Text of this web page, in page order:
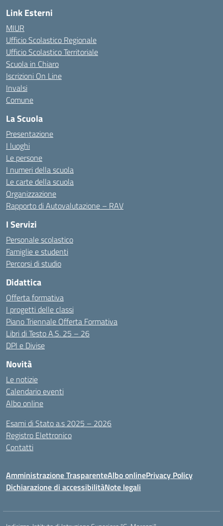
Link Esterni
MIUR
Ufficio Scolastico Regionale
Ufficio Scolastico Territoriale
Scuola in Chiaro
Iscrizioni On Line
Invalsi
Comune
La Scuola
Presentazione
I luoghi
Le persone
I numeri della scuola
Le carte della scuola
Organizzazione
Rapporto di Autovalutazione – RAV
I Servizi
Personale scolastico
Famiglie e studenti
Percorsi di studio
Didattica
Offerta formativa
I progetti delle classi
Piano Triennale Offerta Formativa
Libri di Testo A.S. 25 – 26
DPI e Divise
Novità
Le notizie
Calendario eventi
Albo online
Esami di Stato a.s 2025 – 2026
Registro Elettronico
Contatti
Amministrazione TrasparenteAlbo onlinePrivacy Policy
Dichiarazione di accessibilitàNote legali